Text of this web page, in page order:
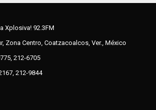
Xplosiva! 92.3FM
Zona Centro, Coatzacoalcos, Ver., México
212-6705
212-9844